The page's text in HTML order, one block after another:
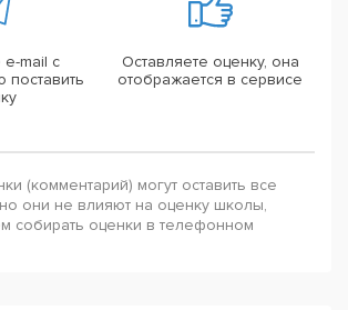
mail с
поставить
Оставляете оценку, она
отображается в сервисе
(комментарий) могут оставить все
они не влияют на оценку школы,
собирать оценки в телефонном